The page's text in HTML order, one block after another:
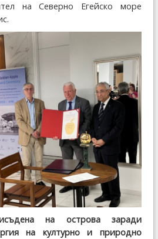
на Северно Егейско море
на острова заради
на културно и природно